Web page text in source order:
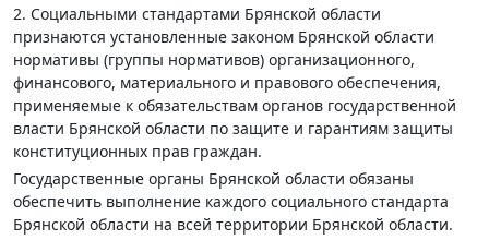
2. Социальными стандартами Брянской области
признаются установленные законом Брянской области
нормативы (группы нормативов) организационного,
финансового, материального и правового обеспечения,
применяемые к обязательствам органов государственной
власти Брянской области по защите и гарантиям защиты
конституционных прав граждан.
Государственные органы Брянской области обязаны
обеспечить выполнение каждого социального стандарта
Брянской области на всей территории Брянской области.